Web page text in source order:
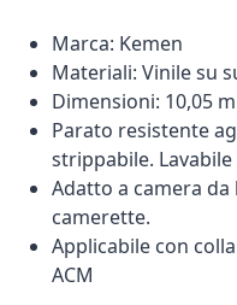
Marca: Kemen
Materiali: Vinile su
Dimensioni: 10,05
Parato resistente
strippabile. Lavabile
Adatto a camera
camerette.
Applicabile con
ACM